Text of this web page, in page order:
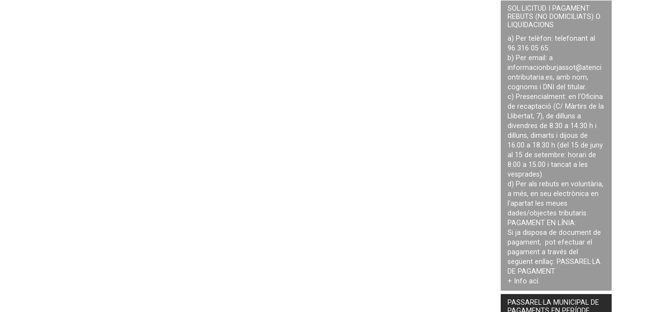
SOL·LICITUD I PAGAMENT
REBUTS (NO DOMICILIATS) O
LIQUIDACIONS
a) Per telèfon: telefonant al
96 316 05 65.
b) Per email: a
informacionburjassot@atenci
ontributaria.es, amb nom,
cognoms i DNI del titular.
c) Presencialment: en l'Oficina
de recaptació (C/ Màrtirs de la
Llibertat, 7), de dilluns a
divendres de 8.30 a 14.30 h i
dilluns, dimarts i dijous de
16.00 a 18.30 h (del 15 de juny
al 15 de setembre: horari de
8.00 a 15.00 i tancat a les
vesprades).
d) Per als rebuts en voluntària,
a més, en seu electrònica en
l'apartat les meues
dades/objectes tributaris.
PAGAMENT EN LÍNIA:
Si ja disposa de document de
pagament, pot efectuar el
pagament a través del
següent enllaç: PASSAREL·LA
DE PAGAMENT
+ Info ací.
PASSAREL·LA MUNICIPAL DE